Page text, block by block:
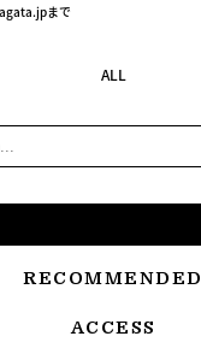
まで
ALL
RECOMMENDED
ACCESS